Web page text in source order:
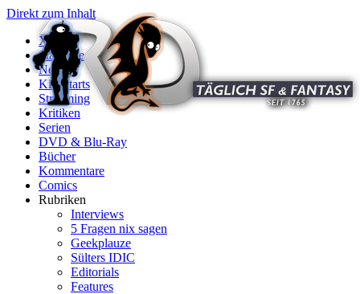
Direkt zum Inhalt
X
Startseite
News
Kinostarts
Streaming
Kritiken
Serien
DVD & Blu-Ray
Bücher
Kommentare
Comics
Rubriken
Interviews
5 Fragen nix sagen
Geekplauze
Sülters IDIC
Editorials
Features